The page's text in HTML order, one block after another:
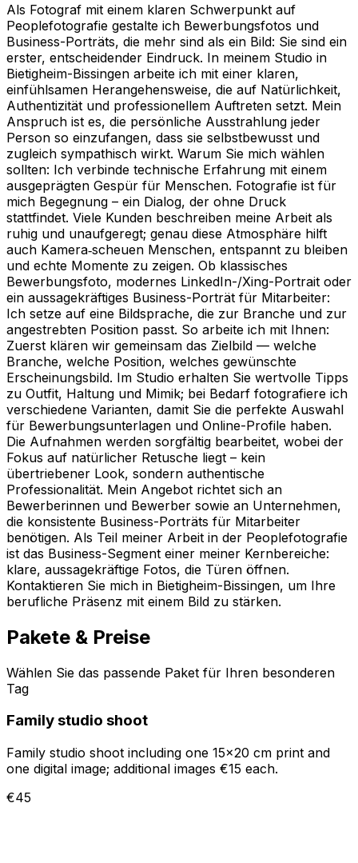
Als Fotograf mit einem klaren Schwerpunkt auf
Peoplefotografie gestalte ich Bewerbungsfotos und
Business-Porträts, die mehr sind als ein Bild: Sie sind ein
erster, entscheidender Eindruck. In meinem Studio in
Bietigheim-Bissingen arbeite ich mit einer klaren,
einfühlsamen Herangehensweise, die auf Natürlichkeit,
Authentizität und professionellem Auftreten setzt. Mein
Anspruch ist es, die persönliche Ausstrahlung jeder
Person so einzufangen, dass sie selbstbewusst und
zugleich sympathisch wirkt. Warum Sie mich wählen
sollten: Ich verbinde technische Erfahrung mit einem
ausgeprägten Gespür für Menschen. Fotografie ist für
mich Begegnung – ein Dialog, der ohne Druck
stattfindet. Viele Kunden beschreiben meine Arbeit als
ruhig und unaufgeregt; genau diese Atmosphäre hilft
auch Kamera‑scheuen Menschen, entspannt zu bleiben
und echte Momente zu zeigen. Ob klassisches
Bewerbungsfoto, modernes LinkedIn-/Xing-Portrait oder
ein aussagekräftiges Business-Porträt für Mitarbeiter:
Ich setze auf eine Bildsprache, die zur Branche und zur
angestrebten Position passt. So arbeite ich mit Ihnen:
Zuerst klären wir gemeinsam das Zielbild — welche
Branche, welche Position, welches gewünschte
Erscheinungsbild. Im Studio erhalten Sie wertvolle Tipps
zu Outfit, Haltung und Mimik; bei Bedarf fotografiere ich
verschiedene Varianten, damit Sie die perfekte Auswahl
für Bewerbungsunterlagen und Online-Profile haben.
Die Aufnahmen werden sorgfältig bearbeitet, wobei der
Fokus auf natürlicher Retusche liegt – kein
übertriebener Look, sondern authentische
Professionalität. Mein Angebot richtet sich an
Bewerberinnen und Bewerber sowie an Unternehmen,
die konsistente Business-Porträts für Mitarbeiter
benötigen. Als Teil meiner Arbeit in der Peoplefotografie
ist das Business-Segment einer meiner Kernbereiche:
klare, aussagekräftige Fotos, die Türen öffnen.
Kontaktieren Sie mich in Bietigheim-Bissingen, um Ihre
berufliche Präsenz mit einem Bild zu stärken.
Pakete & Preise
Wählen Sie das passende Paket für Ihren besonderen
Tag
Family studio shoot
Family studio shoot including one 15x20 cm print and
one digital image; additional images €15 each.
€45